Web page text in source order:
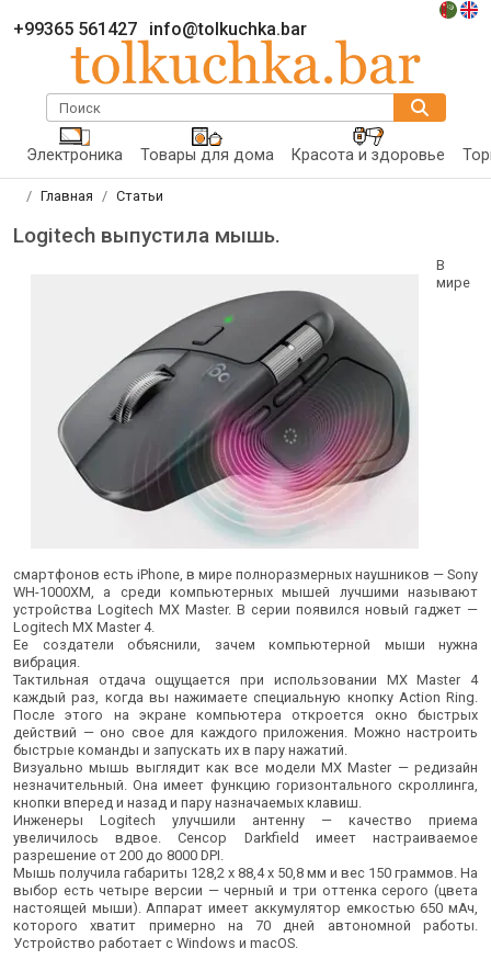
+99365 561427 info@tolkuchka.bar
Поиск
Электроника Товары для дома Красота и здоровье
Главная Статьи
Logitech выпустила мышь.
В
мире
смартфонов есть iPhone, в мире полноразмерных наушников — Sony
WH-1000XM, а среди компьютерных мышей лучшими называют
устройства Logitech MX Master. В серии появился новый гаджет —
Logitech MX Master 4.
Ее создатели объяснили, зачем компьютерной мыши нужна
вибрация.
Тактильная отдача ощущается при использовании MX Master 4
каждый раз, когда вы нажимаете специальную кнопку Action Ring.
После этого на экране компьютера откроется окно быстрых
действий — оно свое для каждого приложения. Можно настроить
быстрые команды и запускать их в пару нажатий.
Визуально мышь выглядит как все модели MX Master — редизайн
незначительный. Она имеет функцию горизонтального скроллинга,
кнопки вперед и назад и пару назначаемых клавиш.
Инженеры Logitech улучшили антенну — качество приема
увеличилось вдвое. Сенсор Darkfield имеет настраиваемое
разрешение от 200 до 8000 DPI.
Мышь получила габариты 128,2 х 88,4 х 50,8 мм и вес 150 граммов. На
выбор есть четыре версии — черный и три оттенка серого (цвета
настоящей мыши). Аппарат имеет аккумулятор емкостью 650 мАч,
которого хватит примерно на 70 дней автономной работы.
Устройство работает с Windows и macOS.